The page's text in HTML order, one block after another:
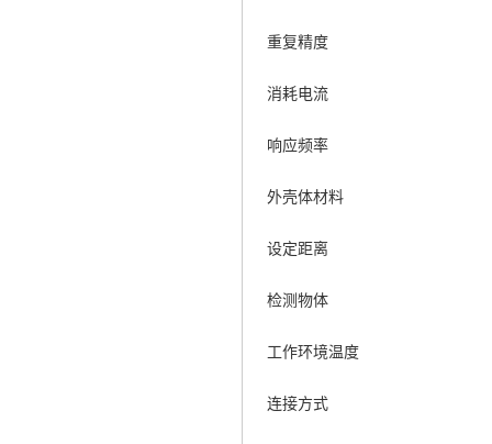
重复精度
消耗电流
响应频率
外壳体材料
设定距离
检测物体
工作环境温度
连接方式